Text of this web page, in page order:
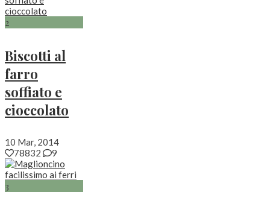
2
Biscotti al
farro
soffiato e
cioccolato
10 Mar, 2014
78832
9
3